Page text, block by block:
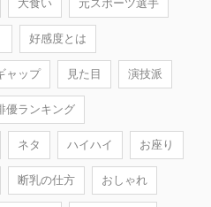
大食い 元スポーツ選手
好感度とは
ャップ 見た目 演技派
優ランキング
ネタ ハイハイ お座り
断乳の仕方 おしゃれ